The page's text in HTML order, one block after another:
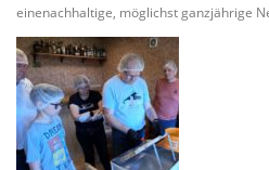
einenachhaltige, möglichst ganzjährige